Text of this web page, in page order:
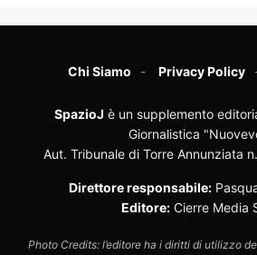
Chi Siamo Privacy Policy
SpazioJ è un supplemento
Giornalistica
Aut. Tribunale di Torre Annunziata
Direttore responsabile:
Editore: Cierre Media
Photo Credits: l’editore ha i diritti di utilizzo